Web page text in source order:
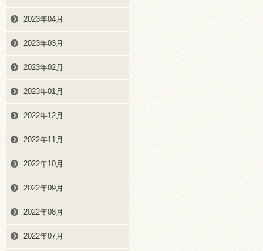
2023年04月
2023年03月
2023年02月
2023年01月
2022年12月
2022年11月
2022年10月
2022年09月
2022年08月
2022年07月